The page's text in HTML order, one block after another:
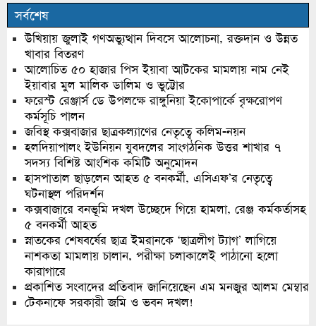
সর্বশেষ
উখিয়ায় জুলাই গণঅভ্যুত্থান দিবসে আলোচনা, রক্তদান ও উন্নত
খাবার বিতরণ
আলোচিত ৫০ হাজার পিস ইয়াবা আটকের মামলায় নাম নেই
ইয়াবার মুল মালিক ডালিম ও ভুট্টোর
ফরেস্ট রেঞ্জার্স ডে উপলক্ষে রাঙ্গুনিয়া ইকোপার্কে বৃক্ষরোপণ
কর্মসূচি পালন
জবিস্থ কক্সবাজার ছাত্রকল্যাণের নেতৃত্বে কলিম-নয়ন
হলদিয়াপালং ইউনিয়ন যুবদলের সাংগঠনিক উত্তর শাখার ৭
সদস্য বিশিষ্ট আংশিক কমিটি অনুমোদন
হাসপাতাল ছাড়লেন আহত ৫ বনকর্মী, এসিএফ’র নেতৃত্বে
ঘটনাস্থল পরিদর্শন
কক্সবাজারে বনভূমি দখল উচ্ছেদে গিয়ে হামলা, রেঞ্জ কর্মকর্তাসহ
৫ বনকর্মী আহত
স্নাতকের শেষবর্ষের ছাত্র ইমরানকে ‘ছাত্রলীগ ট্যাগ’ লাগিয়ে
নাশকতা মামলায় চালান, পরীক্ষা চলাকালেই পাঠানো হলো
কারাগারে
প্রকাশিত সংবাদের প্রতিবাদ জানিয়েছেন এম মনজুর আলম মেম্বার
টেকনাফে সরকারী জমি ও ভবন দখল!